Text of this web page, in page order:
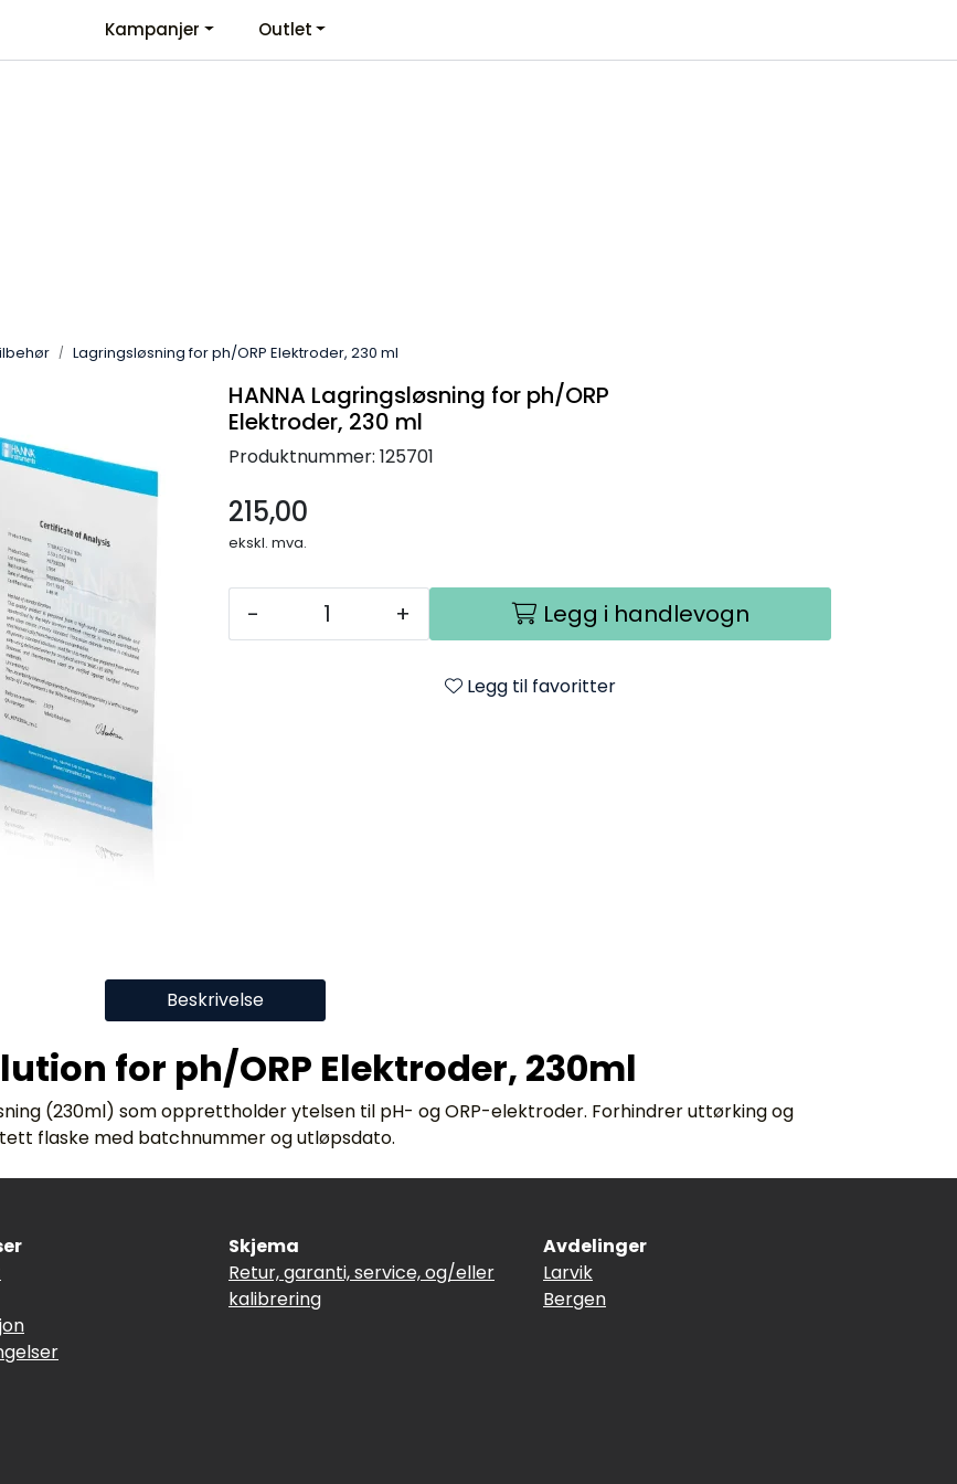
Kampanjer Outlet
Lagringsløsning for ph/ORP Elektroder, 230 ml
HANNA Lagringsløsning for ph/ORP
Elektroder, 230 ml
Produktnummer: 125701
215,00
ekskl. mva.
- + Legg i handlevogn
Legg til favoritter
Beskrivelse
for ph/ORP Elektroder, 230ml
(230ml) som opprettholder ytelsen til pH- og ORP-elektroder. Forhindrer uttørking og
flaske med batchnummer og utløpsdato.
Skjema
Retur, garanti, service, og/eller
kalibrering
Avdelinger
Larvik
Bergen